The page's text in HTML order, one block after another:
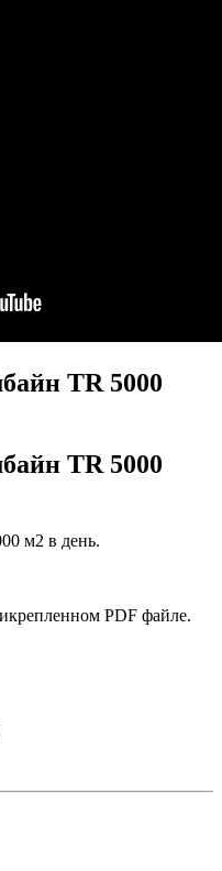
TR 5000
TR 5000
м2 в день.
PDF файле.